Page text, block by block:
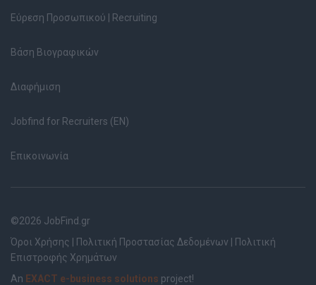
Εύρεση Προσωπικού | Recruiting
Βάση Βιογραφικών
Διαφήμιση
Jobfind for Recruiters (EN)
Επικοινωνία
©2026 JobFind.gr
Όροι Χρήσης
Πολιτική Προστασίας Δεδομένων
Πολιτική
Επιστροφής Χρημάτων
An EXACT e-business solutions project!